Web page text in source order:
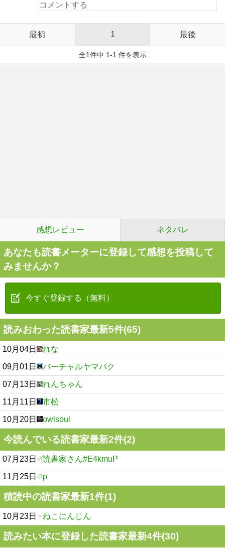
最初 1 最後
全1件中 1-1 件を表示
感想レビュー ネタバレ
あなたも読書メーターに登録して感想を投稿して
みませんか？
今すぐ登録する（無料）
読みおわった読書家最新5件(65)
10月04日 れな
09月01日 バーチャルヤマバク
07月13日 れんちゃん
11月11日 市松
10月20日 owlsoul
今読んでいる読書家最新2件(2)
07月23日 読書家さん#E4kmuP
11月25日 p
積読中の読書家最新1件(1)
10月23日 ねこにんじん
読みたい本に登録した読書家最新4件(30)